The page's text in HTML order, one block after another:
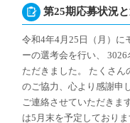
第25期応募状況
令和4年4月25日（月）に
ーの選考会を行い、
ただきました。 たくさ
のご協力、心より感謝申
ご連絡させていただきま
は5月末を予定しており